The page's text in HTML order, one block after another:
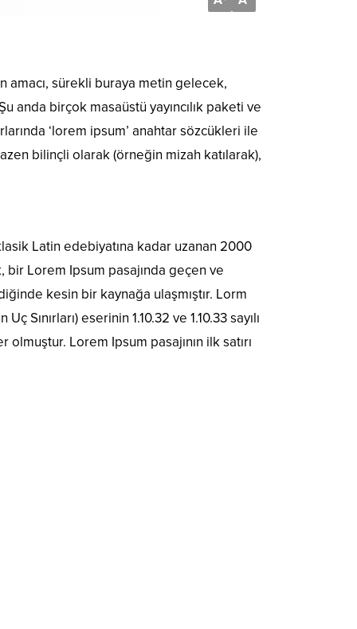
amacı, sürekli buraya metin gelecek,
anda birçok masaüstü yayıncılık paketi ve
‘lorem ipsum’ anahtar sözcükleri ile
bilinçli olarak (örneğin mizah katılarak),
Latin edebiyatına kadar uzanan 2000
bir Lorem Ipsum pasajında geçen ve
kesin bir kaynağa ulaşmıştır. Lorm
eserinin 1.10.32 ve 1.10.33 sayılı
Lorem Ipsum pasajının ilk satırı